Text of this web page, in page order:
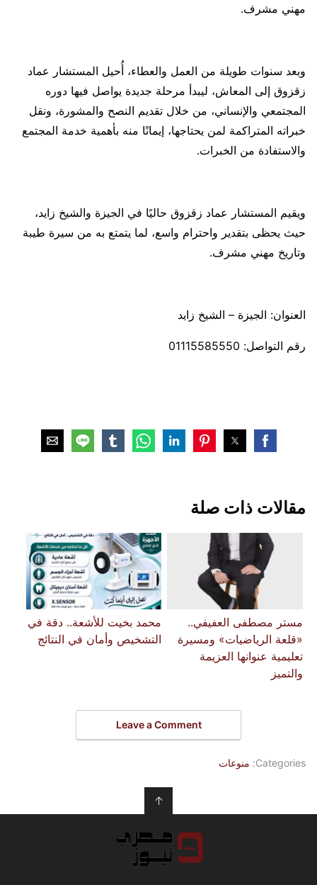
مهني مشرف.
وبعد سنوات طويلة من العمل والعطاء، أُحيل المستشار عماد
زقزوق إلى المعاش، ليبدأ مرحلة جديدة يواصل فيها دوره
المجتمعي والإنساني، من خلال تقديم النصح والمشورة، ونقل
خبراته المتراكمة لمن يحتاجها، إيمانًا منه بأهمية خدمة المجتمع
والاستفادة من الخبرات.
ويقيم المستشار عماد زقزوق حاليًا في الجيزة والشيخ زايد،
حيث يحظى بتقدير واحترام واسع، لما يتمتع به من سيرة طيبة
وتاريخ مهني مشرف.
العنوان: الجيزة – الشيخ زايد
رقم التواصل: 01115585550
مقالات ذات صلة
مستر مصطفى العفيفي..
«قلعة الرياضيات» ومسيرة
تعليمية عنوانها العزيمة
والتميز
محمد بخيت للأشعة.. دقة في
التشخيص وأمان في النتائج
Leave a Comment
Categories: منوعات
↑